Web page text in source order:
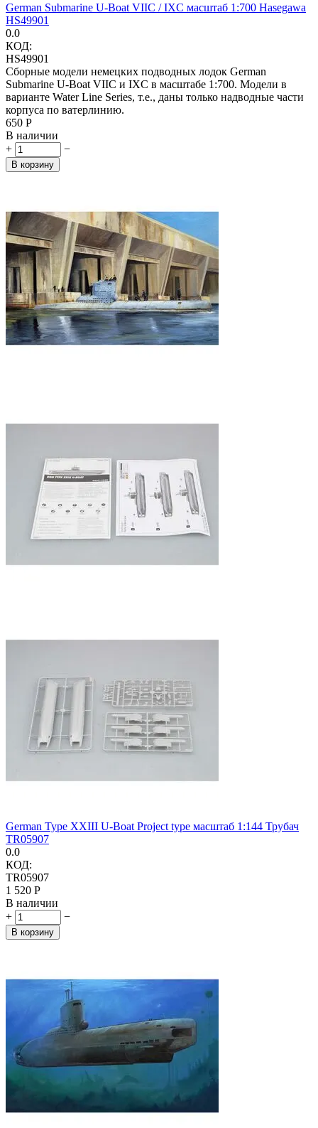
German Submarine U-Boat VIIC / IXC масштаб 1:700 Hasegawa
HS49901
0.0
КОД:
HS49901
Сборные модели немецких подводных лодок German
Submarine U-Boat VIIC и IXC в масштабе 1:700. Модели в
варианте Water Line Series, т.е., даны только надводные части
корпуса по ватерлинию.
‍650‍ Р
В наличии
+
−
В корзину
German Type XXIII U-Boat Project type масштаб 1:144 Трубач
TR05907
0.0
КОД:
TR05907
1 520 Р
В наличии
+
−
В корзину